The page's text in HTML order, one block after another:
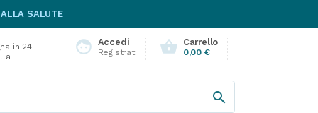
ALLA SALUTE
face Accedi
Registrati shopping_basket Carrello
0,00 €
in 24–
